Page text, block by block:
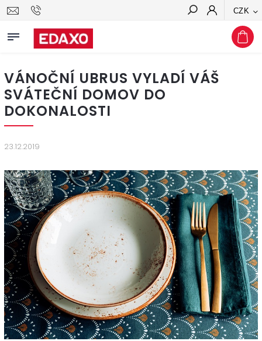
CZK
Hledat
VÁNOČNÍ UBRUS VYLADÍ VÁŠ
SVÁTEČNÍ DOMOV DO
DOKONALOSTI
23.12.2019